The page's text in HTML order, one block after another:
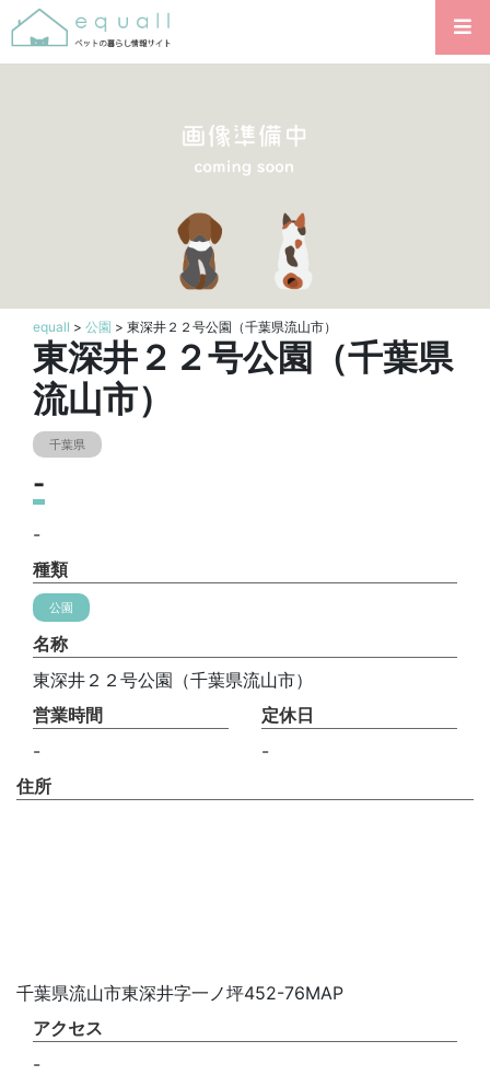
equall > 公園 > 東深井２２号公園（千葉県流山市）
東深井２２号公園（千葉県
流山市）
千葉県
-
-
種類
公園
名称
東深井２２号公園（千葉県流山市）
営業時間
-
定休日
-
住所
千葉県流山市東深井字一ノ坪452-76MAP
アクセス
-